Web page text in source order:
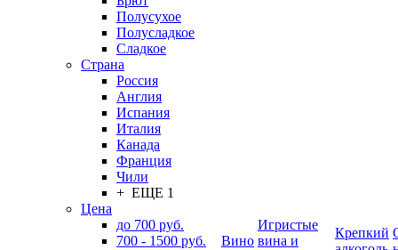
Полусухое
Полусладкое
Сладкое
Страна
Россия
Англия
Испания
Италия
Канада
Франция
Чили
+ ЕЩЕ 1
Цена
до 700 руб.
700 - 1500 руб.
Вино
Игристые
вина и
Крепкий